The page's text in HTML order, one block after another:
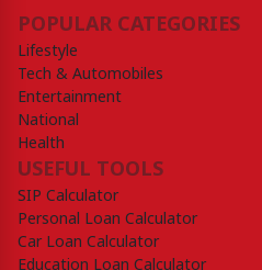
POPULAR CATEGORIES
Lifestyle
Tech & Automobiles
Entertainment
National
Health
USEFUL TOOLS
SIP Calculator
Personal Loan Calculator
Car Loan Calculator